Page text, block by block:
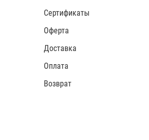
Сертификаты
Оферта
Доставка
Оплата
Возврат